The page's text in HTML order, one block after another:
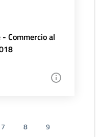
Commercio al
7 8
9